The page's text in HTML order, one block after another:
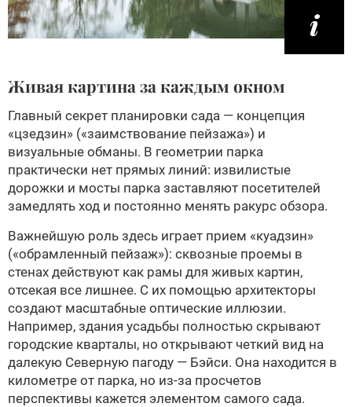
Живая картина за каждым окном
Главный секрет планировки сада — концепция
«цзедзин» («заимствование пейзажа») и
визуальные обманы. В геометрии парка
практически нет прямых линий: извилистые
дорожки и мосты парка заставляют посетителей
замедлять ход и постоянно менять ракурс обзора.
Важнейшую роль здесь играет прием «куадзин»
(«обрамленный пейзаж»): сквозные проемы в
стенах действуют как рамы для живых картин,
отсекая все лишнее. С их помощью архитекторы
создают масштабные оптические иллюзии.
Например, здания усадьбы полностью скрывают
городские кварталы, но открывают четкий вид на
далекую Северную пагоду — Бэйси. Она находится в
километре от парка, но из-за просчетов
перспективы кажется элементом самого сада.